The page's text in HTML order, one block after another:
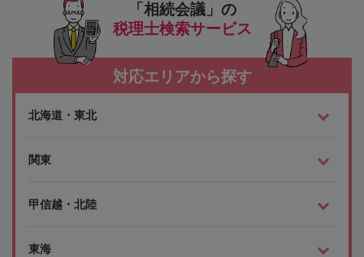
「相続会議」の
税理士検索サービス
対応エリアから探す
北海道・東北
関東
甲信越・北陸
東海